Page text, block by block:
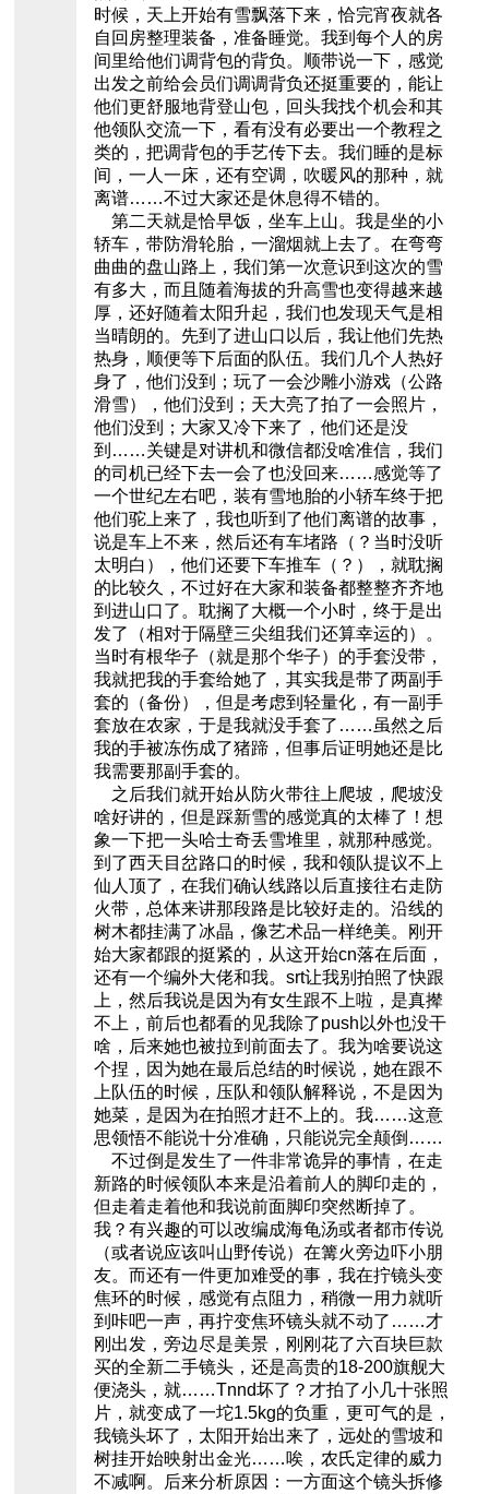
时候，天上开始有雪飘落下来，恰完宵夜就各
自回房整理装备，准备睡觉。我到每个人的房
间里给他们调背包的背负。顺带说一下，感觉
出发之前给会员们调调背负还挺重要的，能让
他们更舒服地背登山包，回头我找个机会和其
他领队交流一下，看有没有必要出一个教程之
类的，把调背包的手艺传下去。我们睡的是标
间，一人一床，还有空调，吹暖风的那种，就
离谱……不过大家还是休息得不错的。
第二天就是恰早饭，坐车上山。我是坐的小
轿车，带防滑轮胎，一溜烟就上去了。在弯弯
曲曲的盘山路上，我们第一次意识到这次的雪
有多大，而且随着海拔的升高雪也变得越来越
厚，还好随着太阳升起，我们也发现天气是相
当晴朗的。先到了进山口以后，我让他们先热
热身，顺便等下后面的队伍。我们几个人热好
身了，他们没到；玩了一会沙雕小游戏（公路
滑雪），他们没到；天大亮了拍了一会照片，
他们没到；大家又冷下来了，他们还是没
到……关键是对讲机和微信都没啥准信，我们
的司机已经下去一会了也没回来……感觉等了
一个世纪左右吧，装有雪地胎的小轿车终于把
他们驼上来了，我也听到了他们离谱的故事，
说是车上不来，然后还有车堵路（？当时没听
太明白），他们还要下车推车（？），就耽搁
的比较久，不过好在大家和装备都整整齐齐地
到进山口了。耽搁了大概一个小时，终于是出
发了（相对于隔壁三尖组我们还算幸运的）。
当时有根华子（就是那个华子）的手套没带，
我就把我的手套给她了，其实我是带了两副手
套的（备份），但是考虑到轻量化，有一副手
套放在农家，于是我就没手套了……虽然之后
我的手被冻伤成了猪蹄，但事后证明她还是比
我需要那副手套的。
之后我们就开始从防火带往上爬坡，爬坡没
啥好讲的，但是踩新雪的感觉真的太棒了！想
象一下把一头哈士奇丢雪堆里，就那种感觉。
到了西天目岔路口的时候，我和领队提议不上
仙人顶了，在我们确认线路以后直接往右走防
火带，总体来讲那段路是比较好走的。沿线的
树木都挂满了冰晶，像艺术品一样绝美。刚开
始大家都跟的挺紧的，从这开始cn落在后面，
还有一个编外大佬和我。srt让我别拍照了快跟
上，然后我说是因为有女生跟不上啦，是真撵
不上，前后也都看的见我除了push以外也没干
啥，后来她也被拉到前面去了。我为啥要说这
个捏，因为她在最后总结的时候说，她在跟不
上队伍的时候，压队和领队解释说，不是因为
她菜，是因为在拍照才赶不上的。我……这意
思领悟不能说十分准确，只能说完全颠倒……
不过倒是发生了一件非常诡异的事情，在走
新路的时候领队本来是沿着前人的脚印走的，
但走着走着他和我说前面脚印突然断掉了。
我？有兴趣的可以改编成海龟汤或者都市传说
（或者说应该叫山野传说）在篝火旁边吓小朋
友。而还有一件更加难受的事，我在拧镜头变
焦环的时候，感觉有点阻力，稍微一用力就听
到咔吧一声，再拧变焦环镜头就不动了……才
刚出发，旁边尽是美景，刚刚花了六百块巨款
买的全新二手镜头，还是高贵的18-200旗舰大
便浇头，就……Tnnd坏了？才拍了小几十张照
片，就变成了一坨1.5kg的负重，更可气的是，
我镜头坏了，太阳开始出来了，远处的雪坡和
树挂开始映射出金光……唉，农氏定律的威力
不减啊。后来分析原因：一方面这个镜头拆修